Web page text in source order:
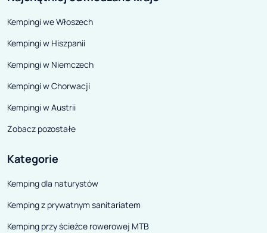
Kempingi we Włoszech
Kempingi w Hiszpanii
Kempingi w Niemczech
Kempingi w Chorwacji
Kempingi w Austrii
Zobacz pozostałe
Kategorie
Kemping dla naturystów
Kemping z prywatnym sanitariatem
Kemping przy ścieżce rowerowej MTB